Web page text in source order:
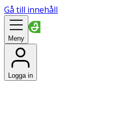
Gå till innehåll
Meny
Logga in